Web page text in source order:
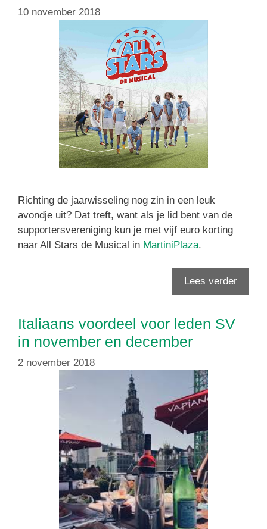
10 november 2018
Richting de jaarwisseling nog zin in een leuk
avondje uit? Dat treft, want als je lid bent van de
supportersvereniging kun je met vijf euro korting
naar All Stars de Musical in MartiniPlaza.
Lees verder
Italiaans voordeel voor leden SV
in november en december
2 november 2018